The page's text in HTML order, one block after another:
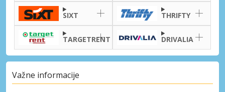
SIXT THRIFTY
TARGETRENT DRIVALIA
Važne informacije